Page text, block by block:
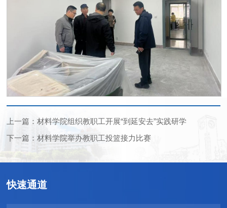
上一篇：材料学院组织教职工开展“到延安去”实践研学
下一篇：材料学院举办教职工投篮接力比赛
快速通道